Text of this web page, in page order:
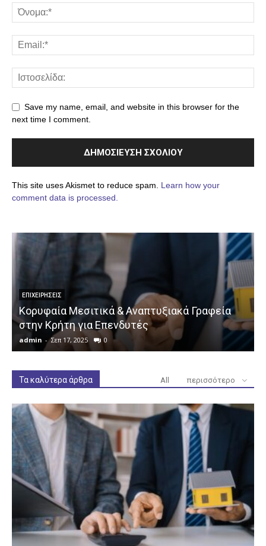
Save my name, email, and website in this browser for the
next time I comment.
This site uses Akismet to reduce spam. Learn how your
comment data is processed.
ΕΠΙΧΕΙΡΉΣΕΙΣ
Κορυφαία Μεσιτικά & Αναπτυξιακά Γραφεία
στην Κρήτη για Επενδυτές
admin - Σεπ 17, 2025 0
Τα καλύτερα άρθρα All περισσότερο